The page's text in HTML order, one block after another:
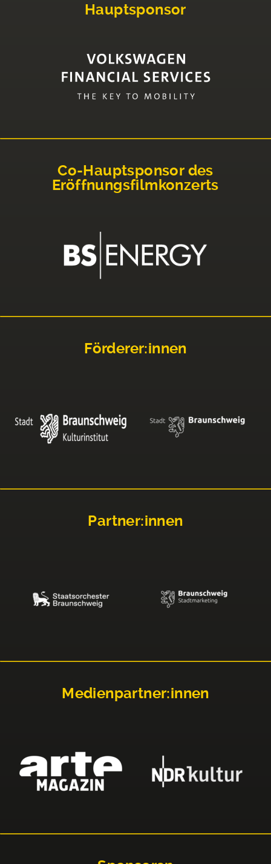
Hauptsponsor
Co-Hauptsponsor des
Eröffnungsfilmkonzerts
Förderer:innen
Partner:innen
Medienpartner:innen